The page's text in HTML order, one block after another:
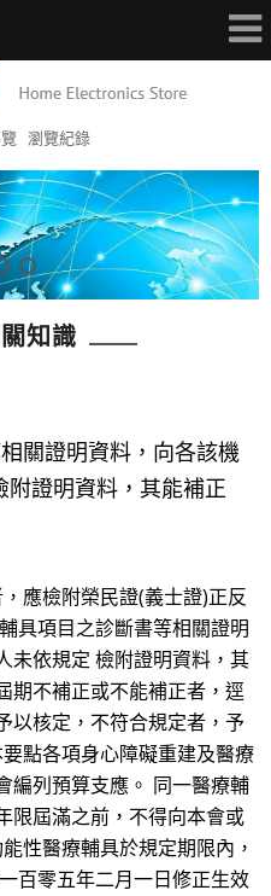
瀏覽紀錄
知識
關證明資料，向各該機
證明資料，其能補正
應檢附榮民證(義士證)正反
具項目之診斷書等相關證明
未依規定 檢附證明資料，其
期不補正或不能補正者，逕
以核定，不符合規定者，予
點各項身心障礙重建及醫療
編列預算支應。 同一醫療輔
限屆滿之前，不得向本會或
性醫療輔具於規定期限內，
百零五年二月一日修正生效